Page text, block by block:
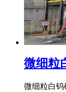
微细粒
微细粒白